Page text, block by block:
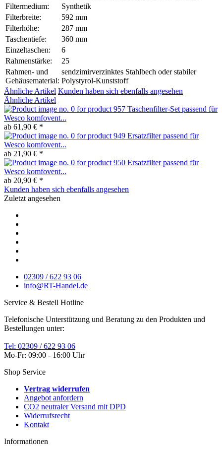
Filtermedium:
Synthetik
Filterbreite:
592 mm
Filterhöhe:
287 mm
Taschentiefe:
360 mm
Einzeltaschen:
6
Rahmenstärke:
25
Rahmen- und
Gehäusematerial:
sendzimirverzinktes Stahlbech oder stabiler
Polystyrol-Kunststoff
Ähnliche Artikel Kunden haben sich ebenfalls angesehen
Ähnliche Artikel
Taschenfilter-Set passend für
Wesco komfovent...
ab 61,90 € *
Ersatzfilter passend für
Wesco komfovent...
ab 21,90 € *
Ersatzfilter passend für
Wesco komfovent...
ab 20,90 € *
Kunden haben sich ebenfalls angesehen
Zuletzt angesehen
02309 / 622 93 06
info@RT-Handel.de
Service & Bestell Hotline
Telefonische Unterstützung und Beratung zu den Produkten und
Bestellungen unter:
Tel: 02309 / 622 93 06
Mo-Fr: 09:00 - 16:00 Uhr
Shop Service
Vertrag widerrufen
Angebot anfordern
CO2 neutraler Versand mit DPD
Widerrufsrecht
Kontakt
Informationen